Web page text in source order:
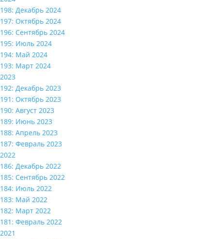
198: Декабрь 2024
197: Октябрь 2024
196: Сентябрь 2024
195: Июль 2024
194: Май 2024
193: Март 2024
2023
192: Декабрь 2023
191: Октябрь 2023
190: Август 2023
189: Июнь 2023
188: Апрель 2023
187: Февраль 2023
2022
186: Декабрь 2022
185: Сентябрь 2022
184: Июль 2022
183: Май 2022
182: Март 2022
181: Февраль 2022
2021